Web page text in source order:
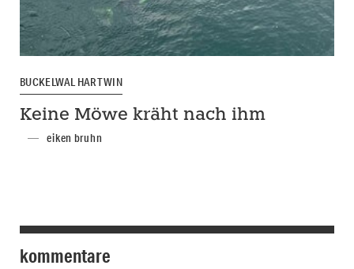
BUCKELWAL HARTWIN
Keine Möwe kräht nach ihm
eiken bruhn
kommentare